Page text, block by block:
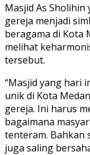
Masjid As
gereja menjadi
beragama di Kota
melihat
tersebut.
“Masjid yang hari
unik di Kota
gereja. Ini harus
bagaimana
tenteram. Bahkan
juga saling